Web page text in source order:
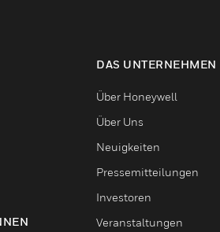
DAS UNTERNEHMEN
Über Honeywell
Über Uns
Neuigkeiten
Pressemitteilungen
Investoren
Veranstaltungen